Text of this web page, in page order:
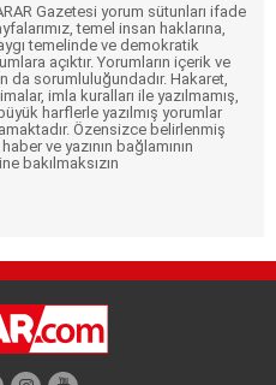
Gazetesi yorum sütunları ifade
temel insan haklarına,
temelinde ve demokratik
açıktır. Yorumların içerik ve
da sorumluluğundadır. Hakaret,
imla kuralları ile yazılmamış,
harflerle yazılmış yorumlar
Özensizce belirlenmiş
ve yazının bağlamının
bakılmaksızın